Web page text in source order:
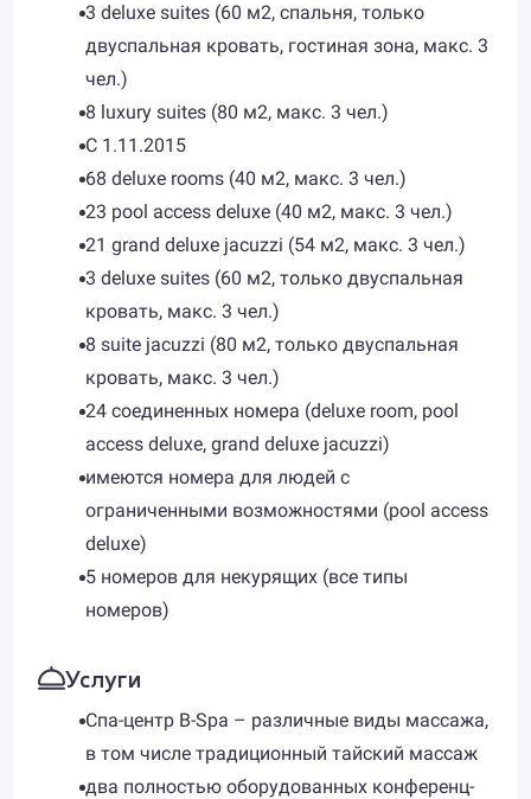
3 deluxe suites (60 м2, спальня, только
двуспальная кровать, гостиная зона, макс. 3
чел.)
8 luxury suites (80 м2, макс. 3 чел.)
С 1.11.2015
68 deluxe rooms (40 м2, макс. 3 чел.)
23 pool access deluxe (40 м2, макс. 3 чел.)
21 grand deluxe jacuzzi (54 м2, макс. 3 чел.)
3 deluxe suites (60 м2, только двуспальная
кровать, макс. 3 чел.)
8 suite jacuzzi (80 м2, только двуспальная
кровать, макс. 3 чел.)
24 соединенных номера (deluxe room, pool
access deluxe, grand deluxe jacuzzi)
имеются номера для людей с
ограниченными возможностями (pool access
deluxe)
5 номеров для некурящих (все типы
номеров)
Услуги
Спа-центр B-Spa – различные виды массажа,
в том числе традиционный тайский массаж
два полностью оборудованных конференц-